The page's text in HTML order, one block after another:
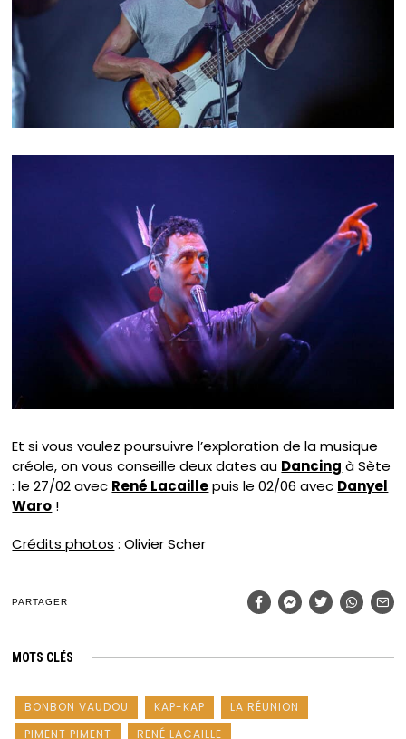
Et si vous voulez poursuivre l’exploration de la musique
créole, on vous conseille deux dates au Dancing à Sète
: le 27/02 avec René Lacaillepuis le 02/06 avec Danyel
Waro !
Crédits photos : Olivier Scher
PARTAGER
MOTS CLÉS
BONBON VAUDOU KAP-KAP
LA RÉUNION
PIMENT PIMENT
RENÉ LACAILLE